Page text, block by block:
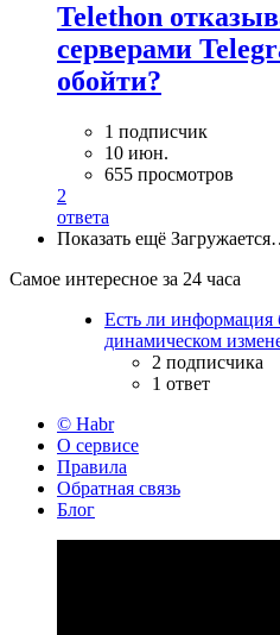
Telethon
серверами
обойти?
1 подписчик
10 июн.
655 просмотров
2
ответа
Показать ещё
Самое интересное за 24 часа
Есть ли информация
динамическом
2 подписчика
1 ответ
© Habr
О сервисе
Правила
Обратная связь
Блог